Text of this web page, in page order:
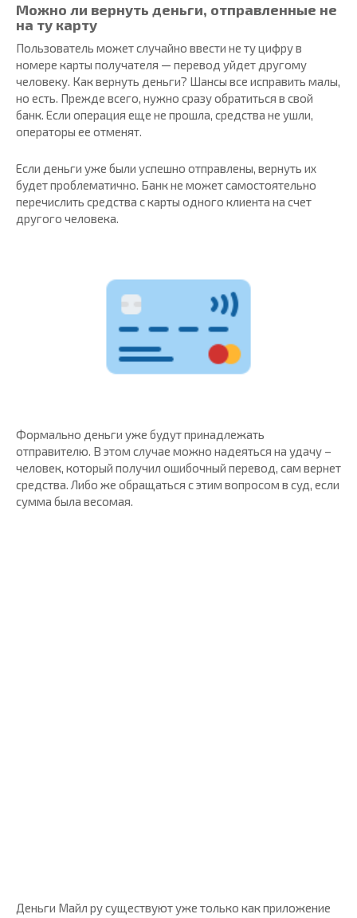
Можно ли вернуть деньги, отправленные не
на ту карту
Пользователь может случайно ввести не ту цифру в
номере карты получателя — перевод уйдет другому
человеку. Как вернуть деньги? Шансы все исправить малы,
но есть. Прежде всего, нужно сразу обратиться в свой
банк. Если операция еще не прошла, средства не ушли,
операторы ее отменят.
Если деньги уже были успешно отправлены, вернуть их
будет проблематично. Банк не может самостоятельно
перечислить средства с карты одного клиента на счет
другого человека.
Формально деньги уже будут принадлежать
отправителю. В этом случае можно надеяться на удачу –
человек, который получил ошибочный перевод, сам вернет
средства. Либо же обращаться с этим вопросом в суд, если
сумма была весомая.
Деньги Майл ру существуют уже только как приложение